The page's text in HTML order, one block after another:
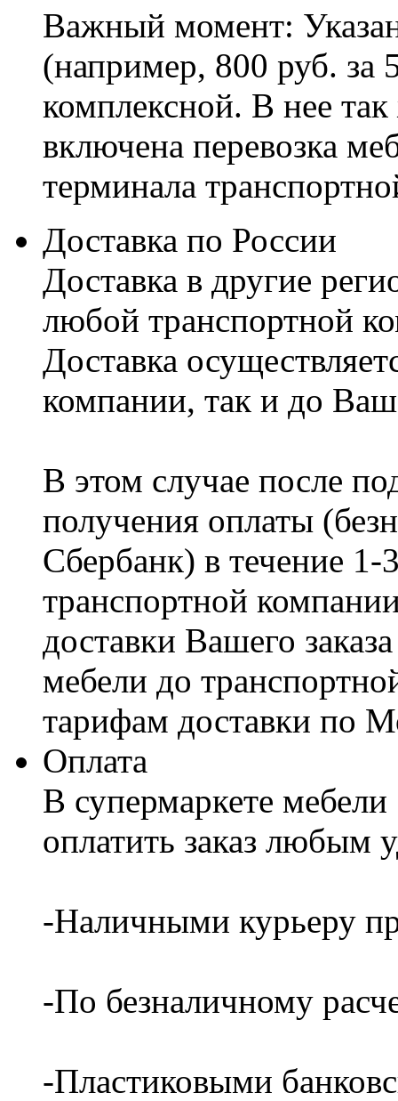
Важный момент:
(например, 800 руб. за
комплексной. В нее
включена перевозка
терминала
Доставка по России
Доставка в другие
любой транспортной
Доставка
компании, так и до
В этом случае после
получения оплаты
Сбербанк) в течение
транспортной
доставки Вашего
мебели до
тарифам доставки по
Оплата
В супермаркете
оплатить заказ любым
-Наличными курьеру
-По безналичному
-Пластиковыми